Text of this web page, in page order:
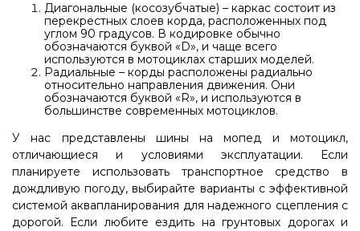
Диагональные (косозубчатые) – каркас состоит из
перекрестных слоев корда, расположенных под
углом 90 градусов. В кодировке обычно
обозначаются буквой «D», и чаще всего
используются в мотоциклах старших моделей.
Радиальные – корды расположены радиально
относительно направления движения. Они
обозначаются буквой «R», и используются в
большинстве современных мотоциклов.
У нас представлены шины на мопед и мотоцикл,
отличающиеся и условиями эксплуатации. Если
планируете использовать транспортное средство в
дождливую погоду, выбирайте варианты с эффективной
системой аквапланирования для надежного сцепления с
дорогой. Если любите ездить на грунтовых дорогах и